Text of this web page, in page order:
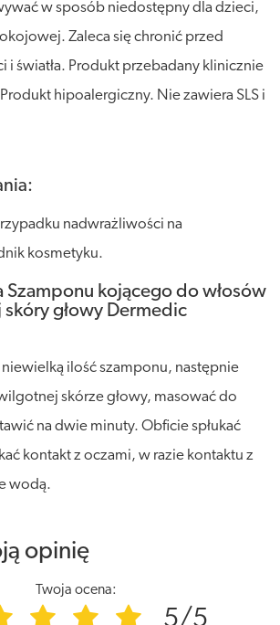
w sposób niedostępny dla dzieci,
Zaleca się chronić przed
i światła. Produkt przebadany klinicznie
hipoalergiczny. Nie zawiera SLS i
nadwrażliwości na
kosmetyku.
Szamponu kojącego do włosów
głowy Dermedic
niewielką ilość szamponu, następnie
skórze głowy, masować do
na dwie minuty. Obficie spłukać
kontakt z oczami, w razie kontaktu z
wodą.
opinię
Twoja ocena: